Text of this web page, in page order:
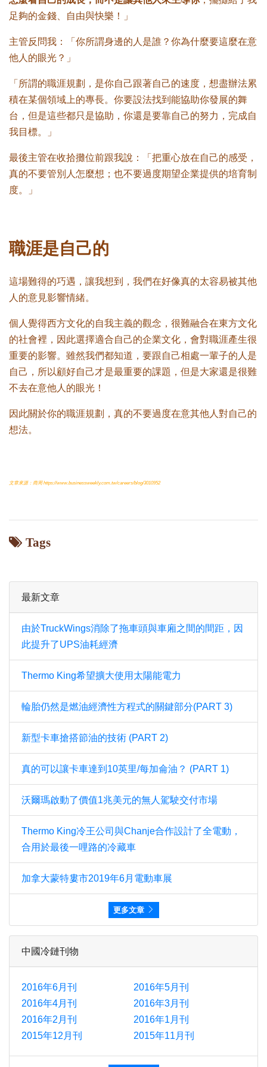
足夠的金錢、自由與快樂！」
主管反問我：「你所謂身邊的人是誰？你為什麼要這麼在意
他人的眼光？」
「所謂的職涯規劃，是你自己跟著自己的速度，想盡辦法累
積在某個領域上的專長。你要設法找到能協助你發展的舞
台，但是這些都只是協助，你還是要靠自己的努力，完成自
我目標。」
最後主管在收拾攤位前跟我說：「把重心放在自己的感受，
真的不要管別人怎麼想；也不要過度期望企業提供的培育制
度。」
職涯是自己的
這場難得的巧遇，讓我想到，我們在好像真的太容易被其他
人的意見影響情緒。
個人覺得西方文化的自我主義的觀念，很難融合在東方文化
的社會裡，因此選擇適合自己的企業文化，會對職涯產生很
重要的影響。雖然我們都知道，要跟自己相處一輩子的人是
自己，所以顧好自己才是最重要的課題，但是大家還是很難
不去在意他人的眼光！
因此關於你的職涯規劃，真的不要過度在意其他人對自己的
想法。
文章來源：商周https://www.businessweekly.com.tw/careers/blog/3010952
Tags
最新文章
由於TruckWings消除了拖車頭與車廂之間的間距，因
此提升了UPS油耗經濟
Thermo King希望擴大使用太陽能電力
輪胎仍然是燃油經濟性方程式的關鍵部分(PART 3)
新型卡車搶搭節油的技術 (PART 2)
真的可以讓卡車達到10英里/每加侖油？ (PART 1)
沃爾瑪啟動了價值1兆美元的無人駕駛交付市場
Thermo King冷王公司與Chanje合作設計了全電動，
合用於最後一哩路的冷藏車
加拿大蒙特婁市2019年6月電動車展
更多文章
中國冷鏈刊物
2016年6月刊
2016年5月刊
2016年4月刊
2016年3月刊
2016年2月刊
2016年1月刊
2015年12月刊
2015年11月刊